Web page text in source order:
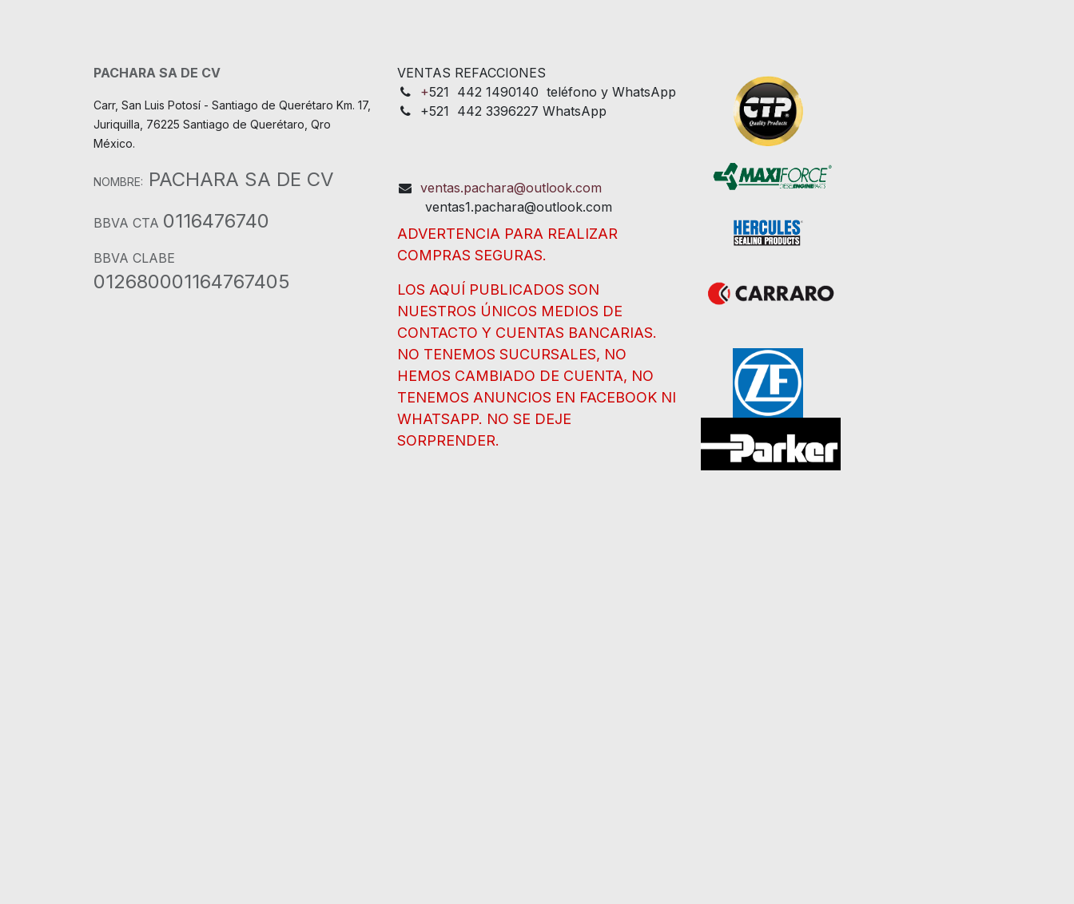
PACHARA SA DE CV
Carr, San Luis Potosí - Santiago de Querétaro Km. 17,
Juriquilla, 76225 Santiago de Querétaro, Qro
México.
NOMBRE: PACHARA SA DE CV
BBVA CTA 0116476740
BBVA CLABE
012680001164767405
VENTAS REFACCIONES
+521 442 1490140 teléfono y WhatsApp
+521 442 3396227 WhatsApp
ventas.pachara@outlook.com
ventas1.pachara@outlook.com
ADVERTENCIA PARA REALIZAR
COMPRAS SEGURAS.
LOS AQUÍ PUBLICADOS SON
NUESTROS ÚNICOS MEDIOS DE
CONTACTO Y CUENTAS BANCARIAS.
NO TENEMOS SUCURSALES, NO
HEMOS CAMBIADO DE CUENTA, NO
TENEMOS ANUNCIOS EN FACEBOOK NI
WHATSAPP. NO SE DEJE
SORPRENDER.